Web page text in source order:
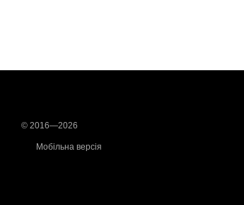
© 2016—2026
Мобільна версія